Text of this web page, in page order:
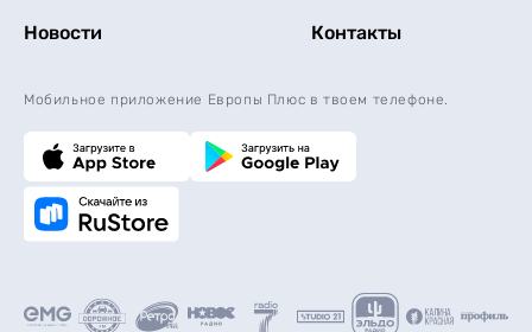
Новости Контакты
Мобильное приложение Европы Плюс в твоем телефоне.